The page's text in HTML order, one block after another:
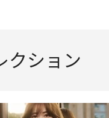
クション